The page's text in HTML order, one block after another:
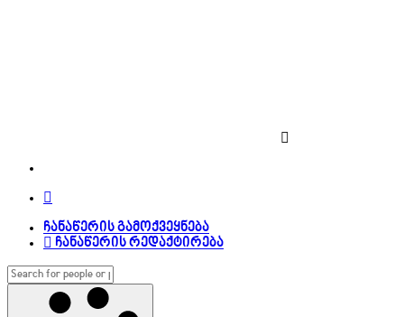
ჩანაწერის გამოქვეყნება
ჩანაწერის რედაქტირება